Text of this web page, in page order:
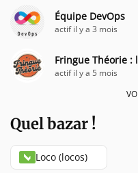
Équipe DevOps
actif il y a 3 mois
Fringue Théorie :
actif il y a 5 mois
Quel bazar !
Loco (locos)